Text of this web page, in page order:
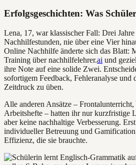
Erfolgsgeschichten: Was
Lena, 17, war klassischer Fall: Drei
Nachhilfestunden, nie über eine Vier
Online Nachhilfe änderte sich das Blatt:
Training über nachhilfelehrer.ai und
ihre Note auf eine solide Zwei.
sofortigem Feedback, Fehleranalyse
Zeitdruck zu üben.
Alle anderen Ansätze –
Arbeitshefte – hatten ihr nur kurzfristige
aber keine nachhaltige Verbesserung.
individueller Betreuung und
Effizienz, die sie brauchte.